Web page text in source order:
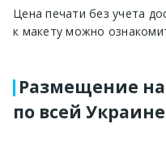
Цена печати без учета
к макету можно
Размещение
по всей